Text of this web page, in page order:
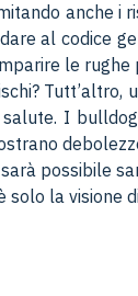
anche i
al codice
le
I
possibile
la visione